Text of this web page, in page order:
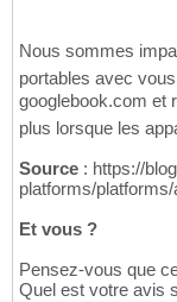
Nous sommes
portables avec
googlebook.com et
plus lorsque les
Source : https://
platforms/
Et vous ?
Pensez-vous que
Quel est votre avis